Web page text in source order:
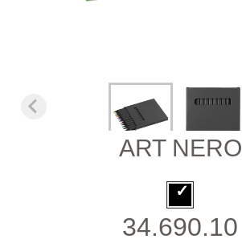
ART NERO
34.690.10